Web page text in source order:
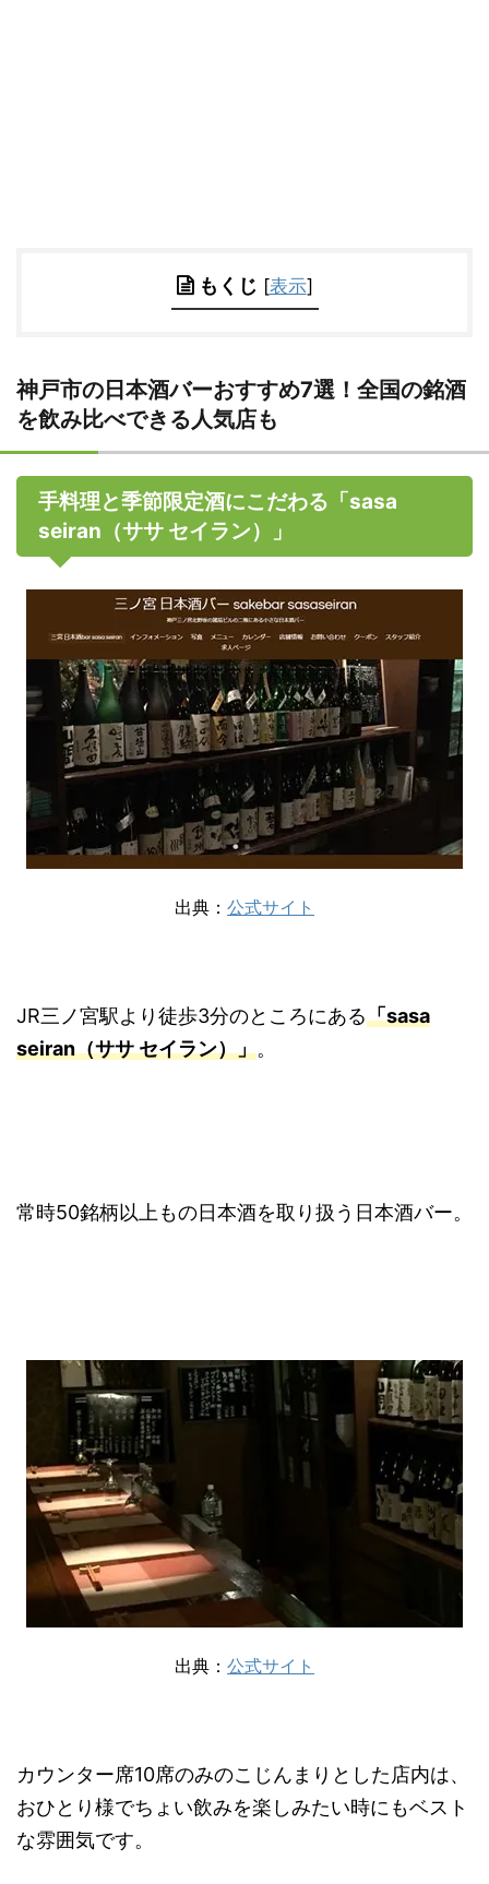
もくじ [表示]
神戸市の日本酒バーおすすめ7選！全国の銘酒
を飲み比べできる人気店も
手料理と季節限定酒にこだわる「sasa
seiran（ササ セイラン）」
出典： 公式サイト
JR三ノ宮駅より徒歩3分のところにある「sasa
seiran（ササ セイラン）」。
常時50銘柄以上もの日本酒を取り扱う日本酒バー。
出典： 公式サイト
カウンター席10席のみのこじんまりとした店内は、
おひとり様でちょい飲みを楽しみたい時にもベスト
な雰囲気です。